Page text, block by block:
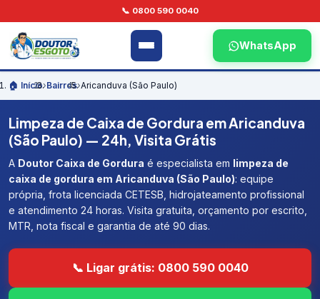
📞 0800 590 0040
WhatsApp
🏠 Início›Bairros›Aricanduva (São Paulo)
Limpeza de Caixa de Gordura em Aricanduva
(São Paulo) — 24h, Visita Grátis
A Doutor Caixa de Gordura é especialista em limpeza de
caixa de gordura em Aricanduva (São Paulo): equipe
própria, frota licenciada CETESB, hidrojateamento profissional
e atendimento 24 horas. Visita gratuita, orçamento por escrito,
MTR, nota fiscal e garantia de até 90 dias.
📞 Ligar grátis: 0800 590 0040